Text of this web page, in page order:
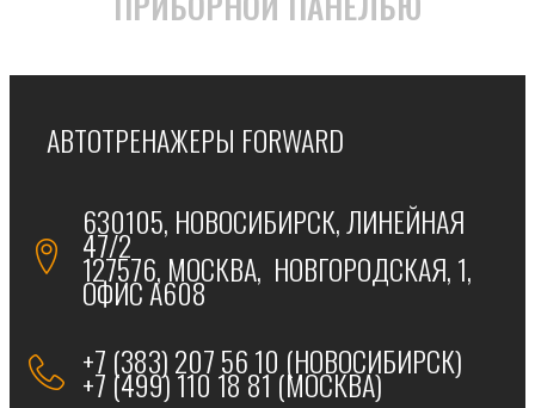
АВТОТРЕНАЖЕРЫ FORWARD
630105, НОВОСИБИРСК, ЛИНЕЙНАЯ
47/2
127576, МОСКВА, НОВГОРОДСКАЯ, 1,
ОФИС А608
+7 (383) 207 56 10 (НОВОСИБИРСК)
+7 (499) 110 18 81 (МОСКВА)